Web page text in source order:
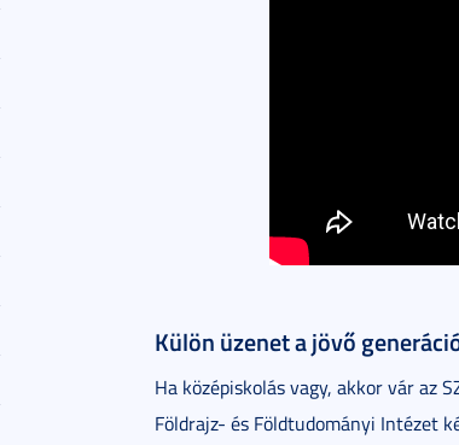
Külön üzenet a jövő
Ha középiskolás vagy, akkor vár az
Földrajz- és Földtudományi Intézet